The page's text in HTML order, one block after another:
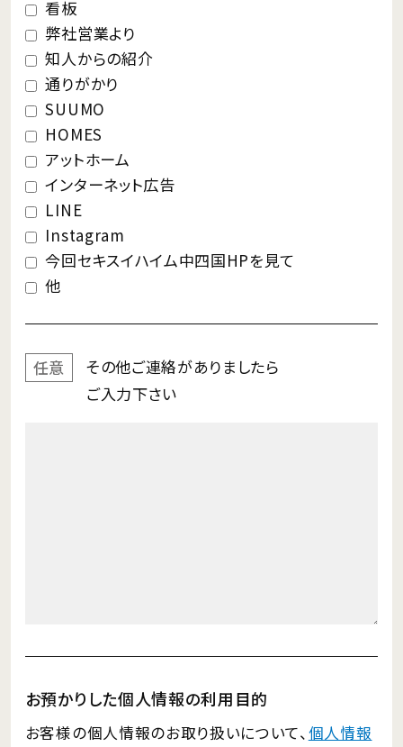
看板
弊社営業より
知人からの紹介
通りがかり
SUUMO
HOMES
アットホーム
インターネット広告
LINE
Instagram
今回セキスイハイム中四国HPを見て
他
任意 その他ご連絡がありましたら
ご入力下さい
お預かりした個人情報の利用目的
お客様の個人情報のお取り扱いについて、 個人情報